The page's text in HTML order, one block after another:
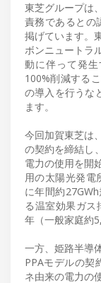
東芝グループは
責務であるとの
掲げています。
ボンニュートラ
動に伴って発
100%削減する
の導入を行うな
ます。
今回加賀東芝は
の契約を締結し
電力の使用を開
用の太陽光発電
に年間約
る温室効果ガ
年（一般家庭約
一方、姫路半導
PPAモデルの契
ネ由来の電力の